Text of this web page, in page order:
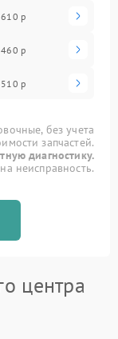
610 р
460 р
510 р
без учета
запчастей.
диагностику.
неисправность.
центра